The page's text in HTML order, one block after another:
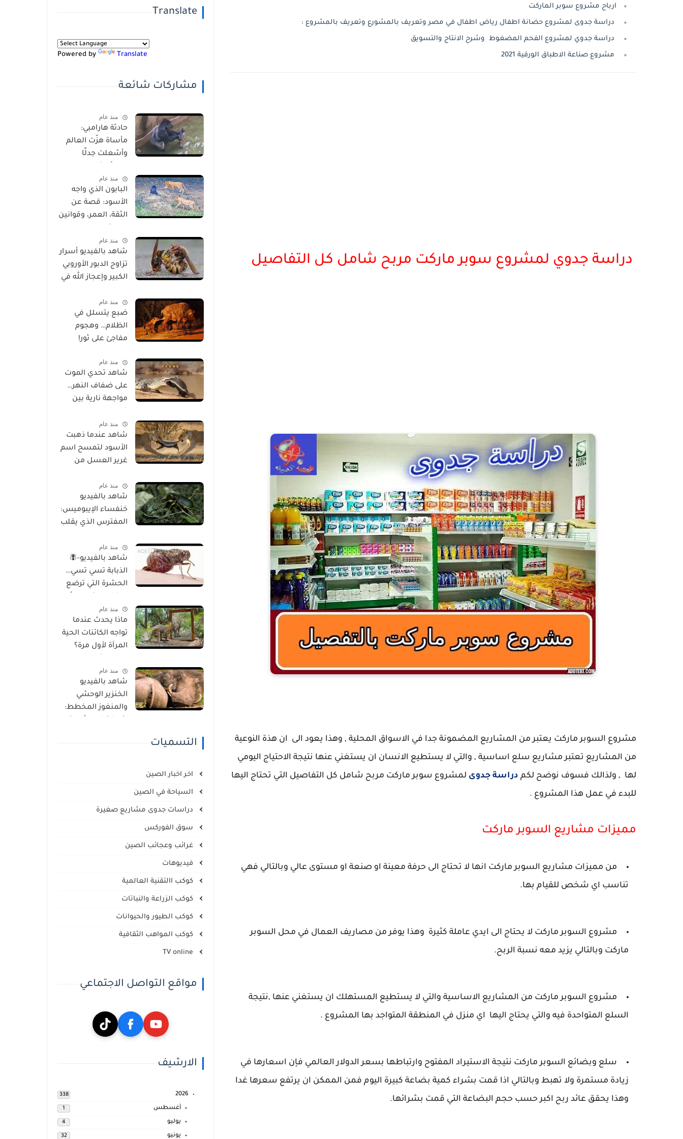
ارباح مشروع سوبر الماركت
دراسة جدوى لمشروع حضانة اطفال رياض اطفال في مصر وتعريف بالمشورع وتعريف بالمشروع :
دراسة جدوي لمشروع الفحم المضغوط وشرح الانتاج والتسويق
مشروع صناعة الاطباق الورقية 2021
دراسة جدوي لمشروع سوبر ماركت مربح شامل كل التفاصيل
مشروع السوبر ماركت يعتبر من المشاريع المضمونة جدا في الاسواق المحلية , وهذا يعود الى ان هذة النوعية
من المشاريع تعتبر مشاريع سلع اساسية , والتي لا يستطيع الانسان ان يستغني عنها نتيجة الاحتياج اليومي
لها , ولذالك فسوف نوضح لكم دراسة جدوى لمشروع سوبر ماركت مربح شامل كل التفاصيل التي تحتاج اليها
للبدء في عمل هذا المشروع .
مميزات مشاريع السوبر ماركت
من مميزات مشاريع السوبر ماركت انها لا تحتاج الى حرفة معينة او صنعة او مستوى عالي وبالتالي فهي
تناسب اي شخص للقيام بها.
مشروع السوبر ماركت لا يحتاج الى ايدي عاملة كثيرة وهذا يوفر من مصاريف العمال في محل السوبر
ماركت وبالتالي يزيد معه نسبة الربح.
مشروع السوبر ماركت من المشاريع الاساسية والتي لا يستطيع المستهلك ان يستغني عنها ,نتيجة
السلع المتواحدة فيه والتي يحتاج اليها اي منزل في المنطقة المتواجد بها المشروع .
سلع وبضائع السوبر ماركت نتيجة الاستيراد المفتوح وارتباطها بسعر الدولار العالمي فإن اسعارها في
زيادة مستمرة ولا تهبط وبالتالي اذا قمت بشراء كمية بضاعة كبيرة اليوم فمن الممكن ان يرتفع سعرها غدا
وهذا يحقق عائد ربح اكبر حسب حجم البضاعة التي قمت بشرائها.
Translate
Powered by Translate
مشاركات شائعة
منذ عام
حادثة هارامبي:
مأساة هزّت العالم
وأشعلت جدلًا
بالفيديو
منذ عام
البابون الذي واجه
الأسود: قصة عن
الثقة، العمر، وقوانين
منذ عام
شاهد بالفيديو أسرار
تزاوج الدبور الأوروبي
الكبير وإعجاز الله في
منذ عام
ضبع يتسلل في
الظلام… وهجوم
مفاجئ على ثور!
منذ عام
شاهد تحدي الموت
على ضفاف النهر…
مواجهة نارية بين
وتمساح شرس
منذ عام
شاهد عندما ذهبت
الأسود لتمسح اسم
غرير العسل من
منذ عام
شاهد بالفيديو
خنفساء الإيبوميس:
المفترس الذي يقلب
منذ عام
شاهد بالفيديو-🪰
الذبابة تسي تسي…
الحشرة التي ترضع
أخطر الأمراض في
إفريقيا!
منذ عام
ماذا يحدث عندما
تواجه الكائنات الحية
المرآة لأول مرة؟
للسلوك والوعي
الذاتي
منذ عام
شاهد بالفيديو
الخنزير الوحشي
والمنغوز المخطط:
التسميات
اخر اخبار الصين
السياحة في الصين
دراسات جدوى مشاريع صغيرة
سوق الفوركس
غرائب وعجائب الصين
فيديوهات
كوكب االتقنية العالمية
كوكب الزراعة والنباتات
كوكب الطيور والحيوانات
كوكب المواهب الثقافية
مواقع التواصل الاجتماعي
الارشيف
2026
338
أغسطس 1
يوليو 4
يونيو 32